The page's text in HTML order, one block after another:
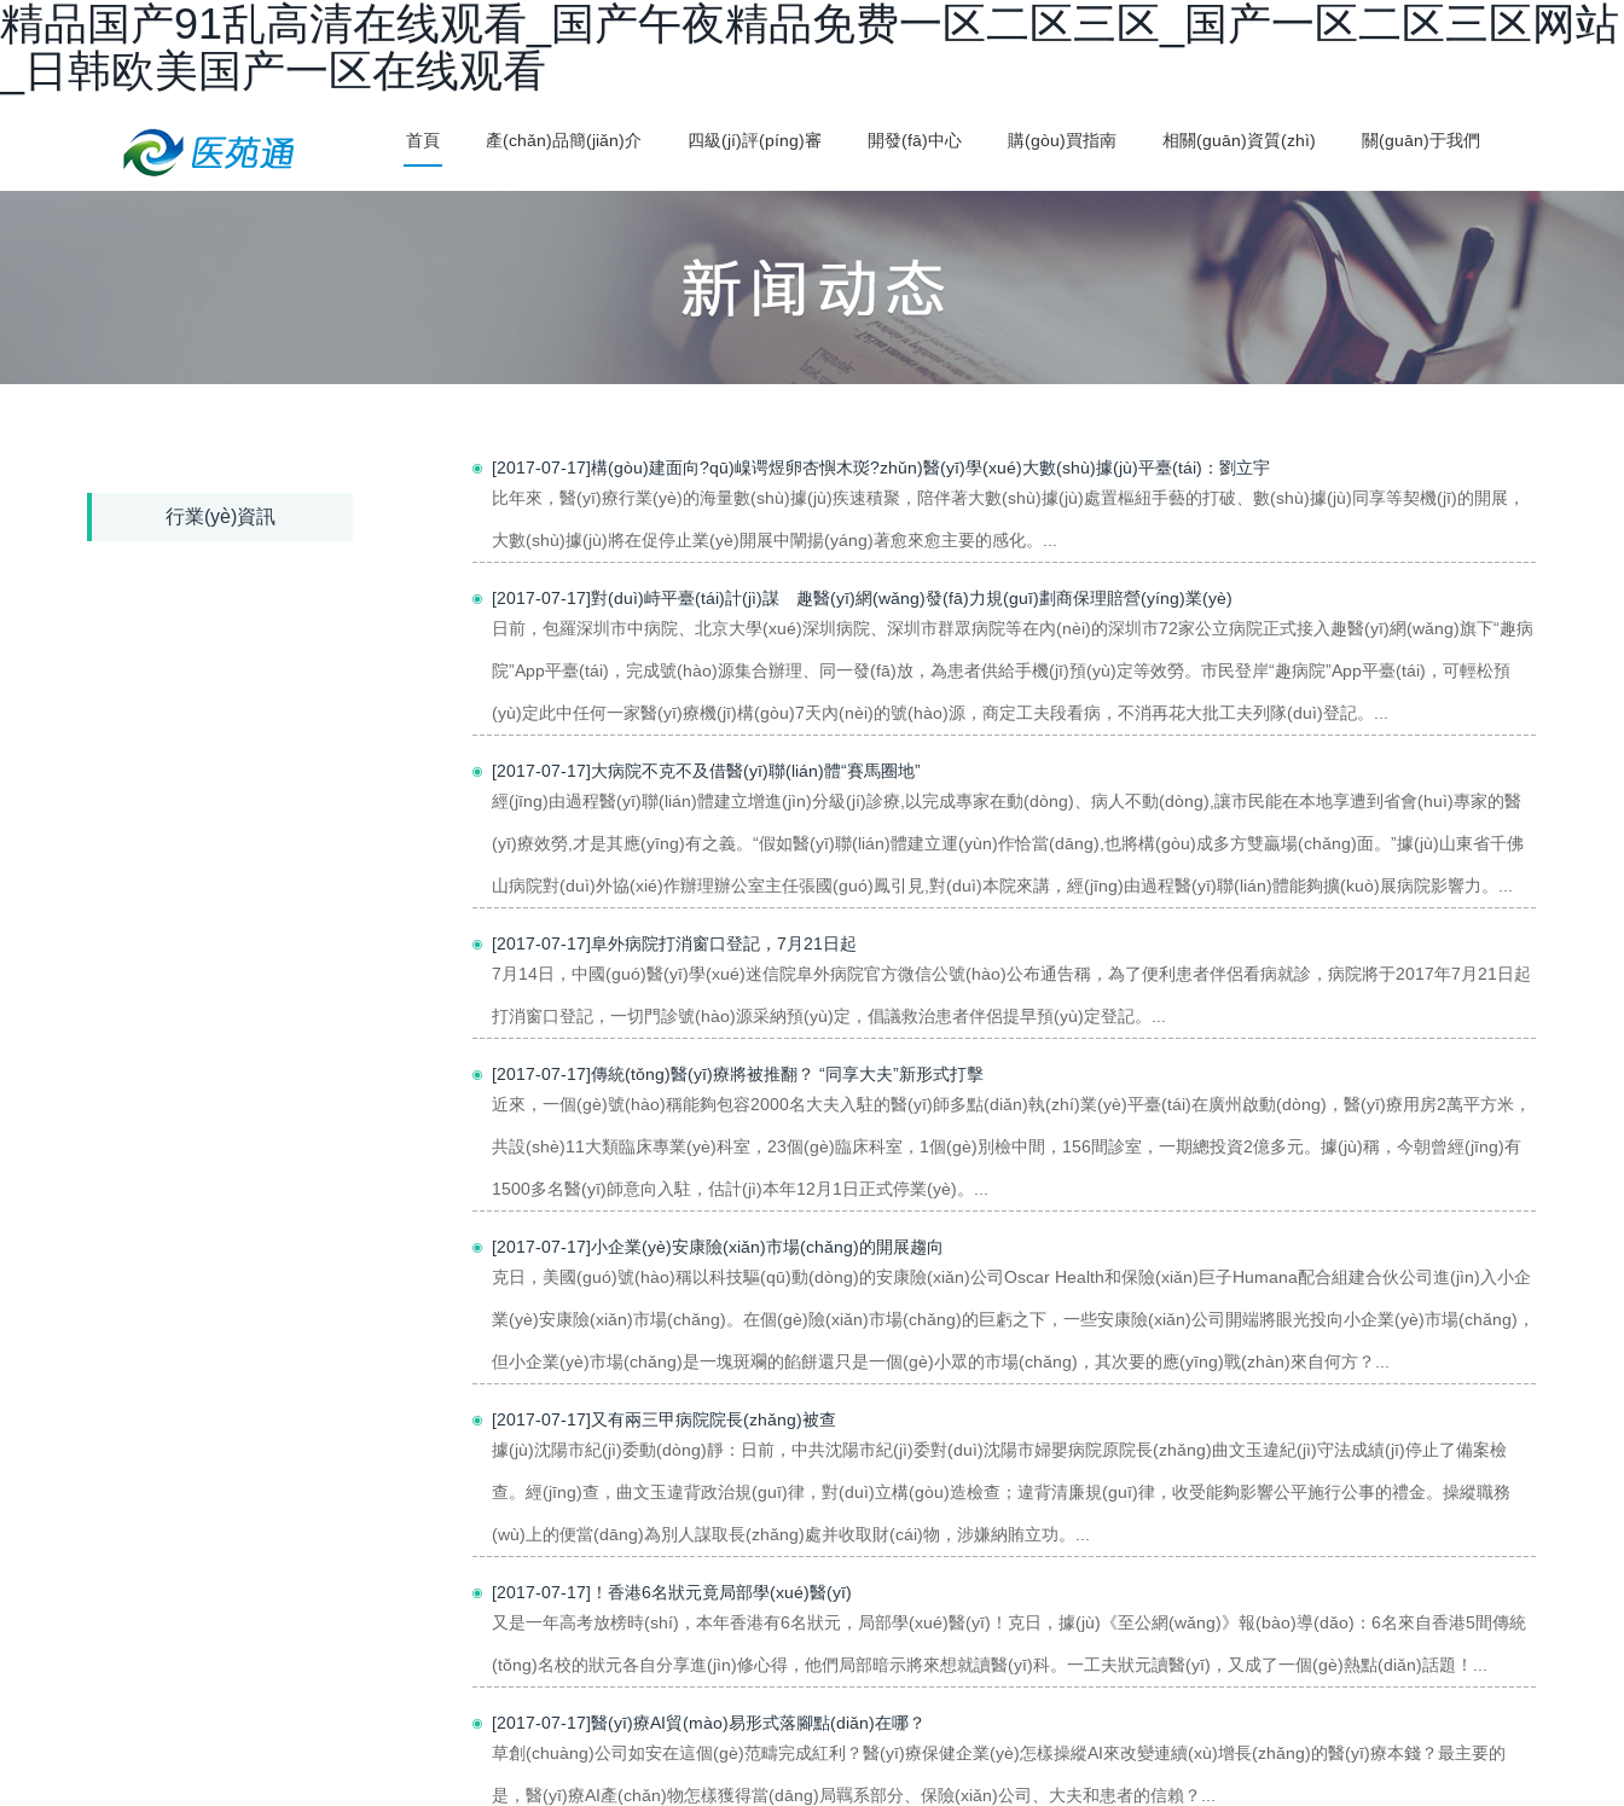
精品国产91乱高清在线观看_国产午夜精品免费一区二区三区_国产一区二区三区网站
_日韩欧美国产一区在线观看
首頁 產(chǎn)品簡(jiǎn)介 四級(jí)評(píng)審 開發(fā)中心 購(gòu)買指南 相關(guān)資質(zhì) 關(guān)于我們
行業(yè)資訊
[2017-07-17]構(gòu)建面向?qū)嵲谔煜卵杏懙木珳?zhǔn)醫(yī)學(xué)大數(shù)據(jù)平臺(tái)：劉立宇
比年來，醫(yī)療行業(yè)的海量數(shù)據(jù)疾速積聚，陪伴著大數(shù)據(jù)處置樞紐手藝的打破、數(shù)據(jù)同享等契機(jī)的開展，
大數(shù)據(jù)將在促停止業(yè)開展中闡揚(yáng)著愈來愈主要的感化。...
[2017-07-17]對(duì)峙平臺(tái)計(jì)謀 趣醫(yī)網(wǎng)發(fā)力規(guī)劃商保理賠營(yíng)業(yè)
日前，包羅深圳市中病院、北京大學(xué)深圳病院、深圳市群眾病院等在內(nèi)的深圳市72家公立病院正式接入趣醫(yī)網(wǎng)旗下“趣病
院”App平臺(tái)，完成號(hào)源集合辦理、同一發(fā)放，為患者供給手機(jī)預(yù)定等效勞。市民登岸“趣病院”App平臺(tái)，可輕松預
(yù)定此中任何一家醫(yī)療機(jī)構(gòu)7天內(nèi)的號(hào)源，商定工夫段看病，不消再花大批工夫列隊(duì)登記。...
[2017-07-17]大病院不克不及借醫(yī)聯(lián)體“賽馬圈地”
經(jīng)由過程醫(yī)聯(lián)體建立增進(jìn)分級(jí)診療,以完成專家在動(dòng)、病人不動(dòng),讓市民能在本地享遭到省會(huì)專家的醫
(yī)療效勞,才是其應(yīng)有之義。“假如醫(yī)聯(lián)體建立運(yùn)作恰當(dāng),也將構(gòu)成多方雙贏場(chǎng)面。”據(jù)山東省千佛
山病院對(duì)外協(xié)作辦理辦公室主任張國(guó)鳳引見,對(duì)本院來講，經(jīng)由過程醫(yī)聯(lián)體能夠擴(kuò)展病院影響力。...
[2017-07-17]阜外病院打消窗口登記，7月21日起
7月14日，中國(guó)醫(yī)學(xué)迷信院阜外病院官方微信公號(hào)公布通告稱，為了便利患者伴侶看病就診，病院將于2017年7月21日起
打消窗口登記，一切門診號(hào)源采納預(yù)定，倡議救治患者伴侶提早預(yù)定登記。...
[2017-07-17]傳統(tǒng)醫(yī)療將被推翻？ “同享大夫”新形式打擊
近來，一個(gè)號(hào)稱能夠包容2000名大夫入駐的醫(yī)師多點(diǎn)執(zhí)業(yè)平臺(tái)在廣州啟動(dòng)，醫(yī)療用房2萬平方米，
共設(shè)11大類臨床專業(yè)科室，23個(gè)臨床科室，1個(gè)別檢中間，156間診室，一期總投資2億多元。據(jù)稱，今朝曾經(jīng)有
1500多名醫(yī)師意向入駐，估計(jì)本年12月1日正式停業(yè)。...
[2017-07-17]小企業(yè)安康險(xiǎn)市場(chǎng)的開展趨向
克日，美國(guó)號(hào)稱以科技驅(qū)動(dòng)的安康險(xiǎn)公司Oscar Health和保險(xiǎn)巨子Humana配合組建合伙公司進(jìn)入小企
業(yè)安康險(xiǎn)市場(chǎng)。在個(gè)險(xiǎn)市場(chǎng)的巨虧之下，一些安康險(xiǎn)公司開端將眼光投向小企業(yè)市場(chǎng)，
但小企業(yè)市場(chǎng)是一塊斑斕的餡餅還只是一個(gè)小眾的市場(chǎng)，其次要的應(yīng)戰(zhàn)來自何方？...
[2017-07-17]又有兩三甲病院院長(zhǎng)被查
據(jù)沈陽市紀(jì)委動(dòng)靜：日前，中共沈陽市紀(jì)委對(duì)沈陽市婦嬰病院原院長(zhǎng)曲文玉違紀(jì)守法成績(jī)停止了備案檢
查。經(jīng)查，曲文玉違背政治規(guī)律，對(duì)立構(gòu)造檢查；違背清廉規(guī)律，收受能夠影響公平施行公事的禮金。操縱職務
(wù)上的便當(dāng)為別人謀取長(zhǎng)處并收取財(cái)物，涉嫌納賄立功。...
[2017-07-17]！香港6名狀元竟局部學(xué)醫(yī)
又是一年高考放榜時(shí)，本年香港有6名狀元，局部學(xué)醫(yī)！克日，據(jù)《至公網(wǎng)》報(bào)導(dǎo)：6名來自香港5間傳統
(tǒng)名校的狀元各自分享進(jìn)修心得，他們局部暗示將來想就讀醫(yī)科。一工夫狀元讀醫(yī)，又成了一個(gè)熱點(diǎn)話題！...
[2017-07-17]醫(yī)療AI貿(mào)易形式落腳點(diǎn)在哪？
草創(chuàng)公司如安在這個(gè)范疇完成紅利？醫(yī)療保健企業(yè)怎樣操縱AI來改變連續(xù)增長(zhǎng)的醫(yī)療本錢？最主要的
是，醫(yī)療AI產(chǎn)物怎樣獲得當(dāng)局羈系部分、保險(xiǎn)公司、大夫和患者的信賴？...